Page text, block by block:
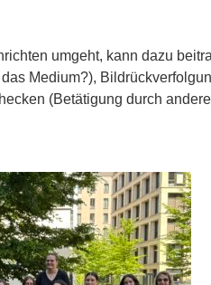
umgeht, kann dazu
Medium?),
(Betätigung durch